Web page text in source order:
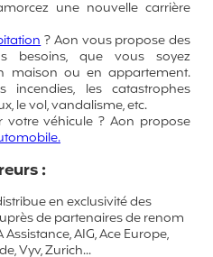
une nouvelle carrière
? Aon vous propose des
besoins, que vous soyez
maison ou en appartement.
incendies, les catastrophes
le vol, vandalisme, etc.
votre véhicule ? Aon propose
:
en exclusivité des
de partenaires de renom
AIG, Ace Europe,
Vyv, Zurich...